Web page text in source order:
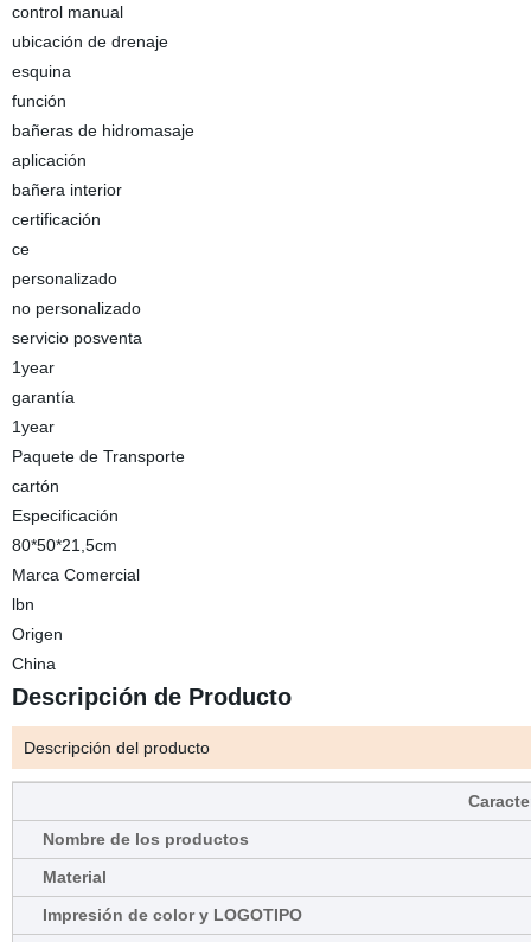
control manual
ubicación de drenaje
esquina
función
bañeras de hidromasaje
aplicación
bañera interior
certificación
ce
personalizado
no personalizado
servicio posventa
1year
garantía
1year
Paquete de Transporte
cartón
Especificación
80*50*21,5cm
Marca Comercial
lbn
Origen
China
Descripción de Producto
Descripción del producto
Nombre de los productos
Material
Impresión de color y LOGOTIPO